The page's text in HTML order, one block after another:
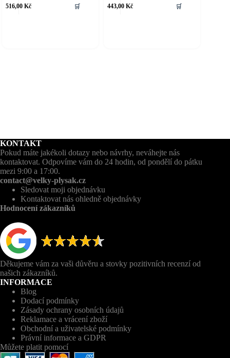
516,00Kč 🛒 443,00Kč 🛒
KONTAKT
Pokud máte jakékoli dotazy nebo návrhy, neváhejte nás
kontaktovat. Odpovíme vám do 24 hodin, od pondělí do pátku
mezi 9:00 a 17:00.
contact@velky-plysak.cz
Sledovat moji objednávku
Kontaktovat nás ohledně objednávky
Hodnocení zákazníků
Děkujeme vám za vaši důvěru a stovky pozitivních recenzí od
našich zákazníků.
INFORMACE
Blog
Dodací podmínky
Zásady ochrany osobních údajů
Reklamace a vrácení zboží
Obchodní a uživatelské podmínky
Právní informace a GDPR
Můžete platit pomocí